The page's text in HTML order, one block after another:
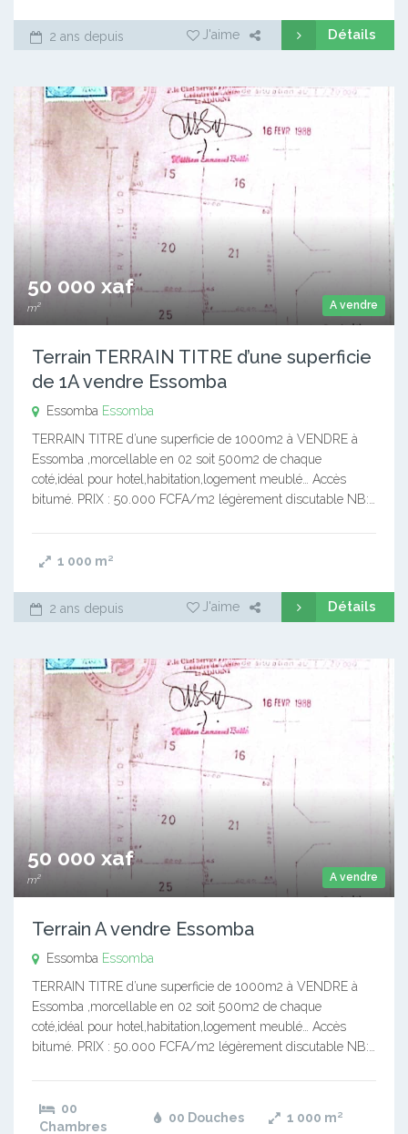
2 ans depuis J'aime Détails
A vendre
50 000 xaf
m²
Terrain TERRAIN TITRE d’une superficie
de 1A vendre Essomba
Essomba Essomba
TERRAIN TITRE d’une superficie de 1000m2 à VENDRE à
Essomba ,morcellable en 02 soit 500m2 de chaque
coté,idéal pour hotel,habitation,logement meublé… Accès
bitumé. PRIX : 50.000 FCFA/m2 légèrement discutable NB:…
1 000 m²
2 ans depuis J'aime Détails
A vendre
50 000 xaf
m²
Terrain A vendre Essomba
Essomba Essomba
TERRAIN TITRE d’une superficie de 1000m2 à VENDRE à
Essomba ,morcellable en 02 soit 500m2 de chaque
coté,idéal pour hotel,habitation,logement meublé… Accès
bitumé. PRIX : 50.000 FCFA/m2 légèrement discutable NB:…
00
Chambres
00 Douches 1 000 m²